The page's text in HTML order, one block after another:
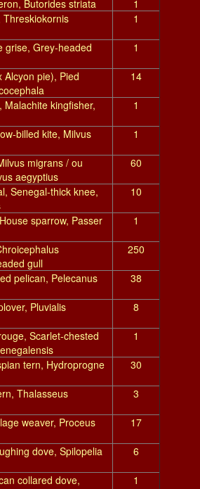
Butorides striata
1
Threskiokornis
1
grise, Grey-headed
1
Alcyon pie), Pied
14
kingfisher,
1
billed kite, Milvus
1
migrans / ou
aegyptius
60
Senegal-thick knee,
10
sparrow, Passer
1
gull
250
pelican, Pelecanus
38
Pluvialis
8
Scarlet-chested
1
tern, Hydroprogne
30
Thalasseus
3
weaver, Proceus
17
dove, Spilopelia
6
collared dove,
1